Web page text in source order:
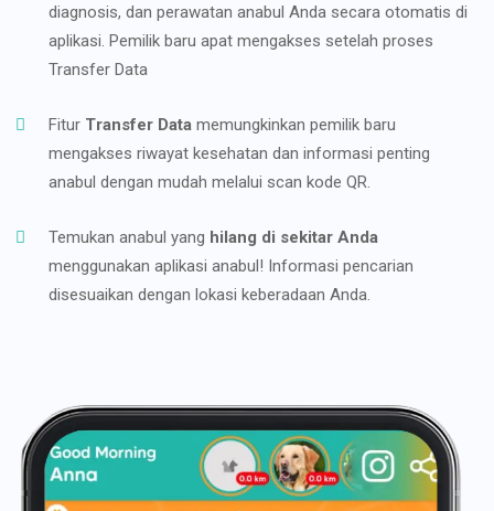
diagnosis, dan perawatan anabul Anda secara otomatis di
aplikasi. Pemilik baru apat mengakses setelah proses
Transfer Data
Fitur Transfer Data memungkinkan pemilik baru
mengakses riwayat kesehatan dan informasi penting
anabul dengan mudah melalui scan kode QR.
Temukan anabul yang hilang di sekitar Anda
menggunakan aplikasi anabul! Informasi pencarian
disesuaikan dengan lokasi keberadaan Anda.